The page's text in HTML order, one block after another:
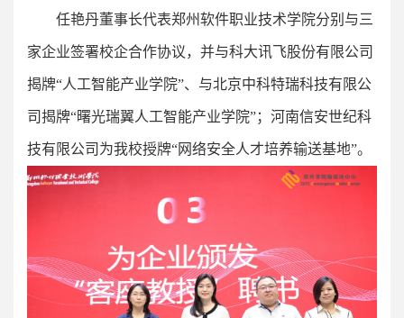
任艳丹董事长代表郑州软件职业技术学院分别与三
家企业签署校企合作协议，并与科大讯飞股份有限公司
揭牌“人工智能产业学院”、与北京中科特瑞科技有限公
司揭牌“曙光瑞翼人工智能产业学院”；河南信安世纪科
技有限公司为我校授牌“网络安全人才培养输送基地”。